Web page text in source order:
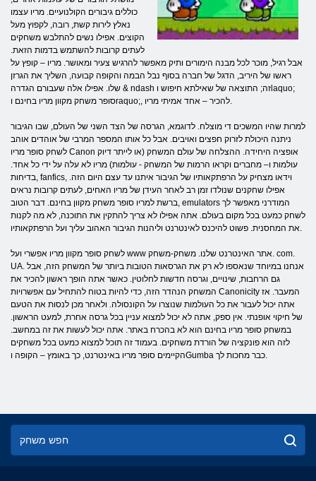
כוללים גיבורים הקולנועיים. מריו עצמו
נאלץ לירות קשת, רובה, לקפוץ מעל
הקוצים. אפילו נשים להתלבש משחקים
לעתים קרובות להשתמש בדמות הזאת.
אבל רגיל, מוכר לכל מבנה הימורים ותיק מאפשר להרגיש צעיר ומאושר. מריו – קופץ על
ראשו של היריב, הדגל של חברה בסוף נבל הבמה והקופה קבועה, השליך את הגרזן
שלו. אפילו אלה שעבורם הגדרה & ndash זה; התוצאה של שאילתא חיפוש וlaquo;
סופר משחק מקוון מריו בחינם וraquo;, להכיר – אחד אמיתי מריו.
למרות שהיו המשכים די מוצלח. לדוגמא, הגרסה של הצד השני של העולם, שבו הגיבור
ניתנה היכולת לזרוק חפצים ואויבים. אבל כל אותו המספר המרבי של אוהדים אוהב
לשחק סופר מריו Canon אופציה היחידה. ההצלחה של עולם המשחק (או לייתר דיוק
עולמות ו– מחברים וקראו הרמות של המשחק - עולמות) מריו לא עלה על ידי כל אחד.
בדיחות, fanfics, וידאו מצחיק על הרפתקאותיו של הגיבור איתנו עד עצם היום הזה.
אפילו שחקנים שנולדו זמן רב לאחר העידן של מריו האחים, לעתים קרובות נראים
ברשת למריו סופר משחק מקוון בחינם. דבר הטוב, emulators המודרני מאפשר לך
לשחק כמעט בכל מקום בעולם. אתה אפילו לא צריך להתקין את התוכנה, לא מה לקנות
את המחסנית. פשוט להיכנס לאינטרנט וליהנות הגיבור האהוב עליך ועל הרפתקאותיו.
לשחק סופר מקוון מריו אפשרי ועל www אתר האינטרנט שלנו. משחק-משחק. com.
UA. אנחנו במיוחד שנאספו לא רק את הגרסאות הטובות ביותר של המשחק הזה, אבל
גם הרחבות, שינויים, וגרסה חדשות לחלוטין. כאשר אתה הופך ראשון להכיר את
המשחק הנהדר הזה, כדי להיות בטוח להתחיל עם אפשרויות Canonicity המעבר. אז
אתה יכול לעבור את כל העולמות שנוצרו על הקונסולה. ולאחר מכן לנסות את הטעם
של חיקוי אופנתי. אין ספק, אתה לא יכול למצוא עניין בכל גרסה אחרת, למעט הראשון.
במשחק סופר מריו בחינם הוא לא בהכרח באתר. אתה יכול לעשות את זה במחשב.
לזה הוא פונקציה של הורדת משחקים. בעמוד זה תוכל למצוא כמעט בכל משחקים
הקיימים סופר מריו באינטרנט, כך באומץ – הקופה וGumba כבר מחכות לך.